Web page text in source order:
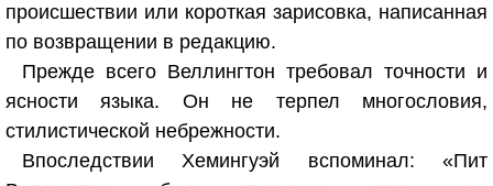
происшествии или короткая зарисовка, написанная
по возвращении в редакцию.
Прежде всего Веллингтон требовал точности и
ясности языка. Он не терпел многословия,
стилистической небрежности.
Впоследствии Хемингуэй вспоминал: «Пит